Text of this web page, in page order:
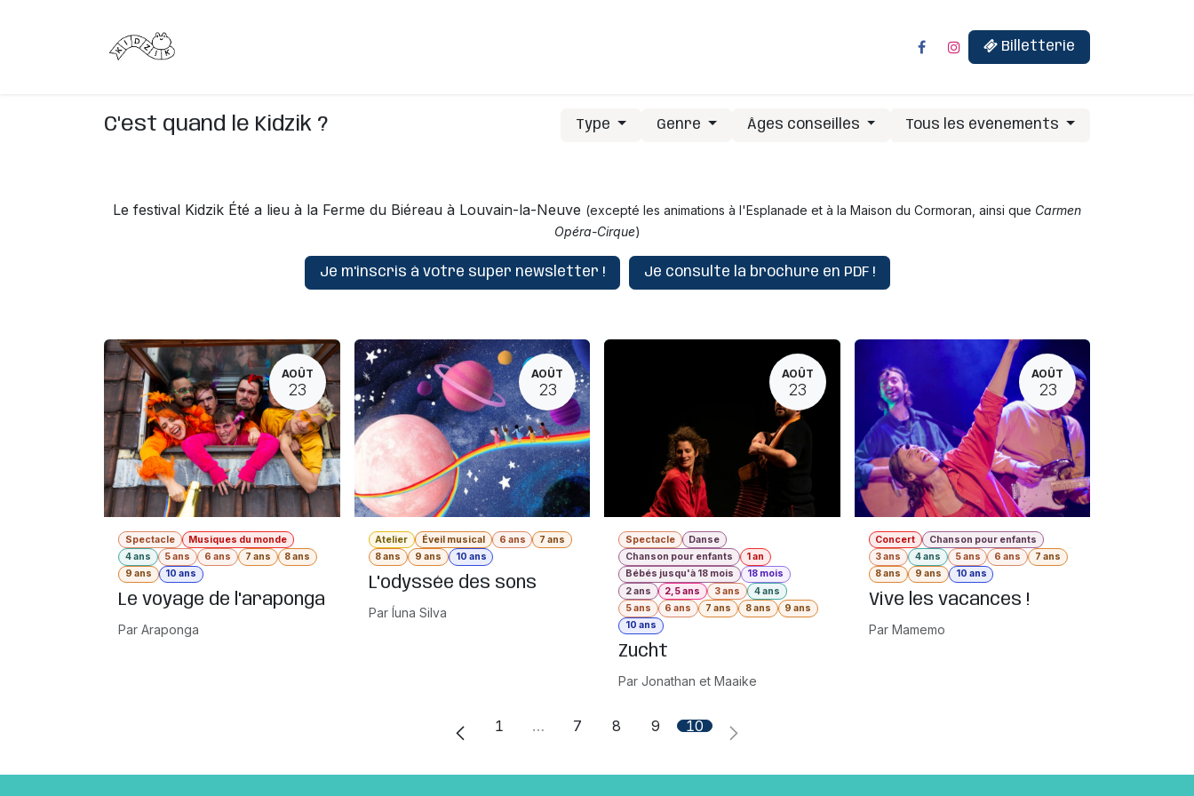
Billetterie
C'est quand le Kidzik ? Type Genre Âges conseillés Tous les événements
Le festival Kidzik Été a lieu à la Ferme du Biéreau à Louvain-la-Neuve (excepté les animations à l'Esplanade et à la Maison du Cormoran, ainsi que Carmen
Opéra-Cirque)
Je m'inscris à votre super newsletter ! Je consulte la brochure en PDF !
AOÛT
23
Spectacle
Musiques du monde
4 ans
5 ans 6 ans 7 ans
8 ans
9 ans
10 ans
Le voyage de l'araponga
Par Araponga
AOÛT
23
Atelier Éveil musical 6 ans
7 ans
8 ans
9 ans 10 ans
L'odyssée des sons
Par Íuna Silva
AOÛT
23
Spectacle
Danse
Chanson pour enfants
1 an
Bébés jusqu'à 18 mois
18 mois
2 ans
2,5 ans 3 ans
4 ans
5 ans
6 ans 7 ans 8 ans
9 ans
10 ans
Zucht
Par Jonathan et Maaike
AOÛT
23
Concert
Chanson pour enfants
3 ans
4 ans 5 ans 6 ans
7 ans
8 ans
9 ans 10 ans
Vive les vacances !
Par Mamemo
1 … 7 8 9 10